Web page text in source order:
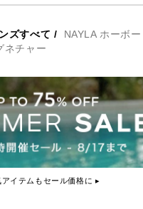
ズすべて /
NAYLA ホーボ
ネチャー
アイテムもセール価格に ▸